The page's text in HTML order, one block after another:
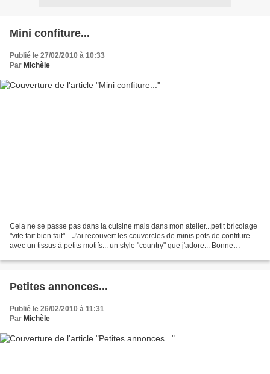
Mini confiture...
Publié le 27/02/2010 à 10:33
Par Michèle
Cela ne se passe pas dans la cuisine mais dans mon atelier...petit bricolage
"vite fait bien fait"... J'ai recouvert les couvercles de minis pots de confiture
avec un tissus à petits motifs... un style "country" que j'adore... Bonne
Petites annonces...
Publié le 26/02/2010 à 11:31
Par Michèle